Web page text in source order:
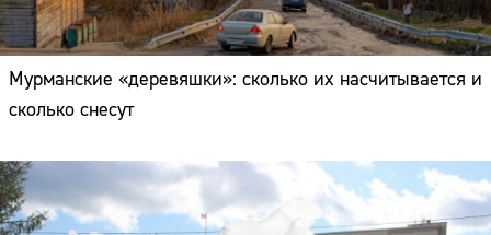
Мурманские «деревяшки»: сколько их насчитывается и
сколько снесут